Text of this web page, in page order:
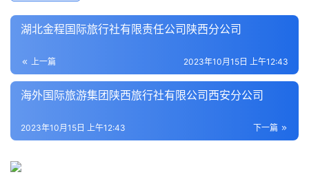
家
本
地
生
旅
游
湖北金程国际旅行社有限责任公司陕西分公司
上一篇 2023年10月15日 上午12:43
海外国际旅游集团陕西旅行社有限公司西安分公司
下一篇
2023年10月15日 上午12:43